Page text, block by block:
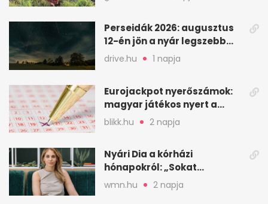
Perseidák 2026: augusztus
12-én jön a nyár legszebb
csillaghullása
drive.hu 1 napja
Eurojackpot nyerőszámok:
magyar játékos nyert a
2026. augusztus 4-i húzáson
blikk.hu 2 napja
Nyári Dia a kórházi
hónapokról: „Sokat
veszekedtem Istennel”
wmn.hu 2 napja